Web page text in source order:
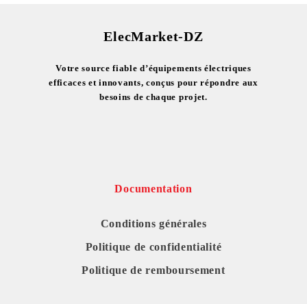
ElecMarket-DZ
Votre source fiable d’équipements électriques
efficaces et innovants, conçus pour répondre aux
besoins de chaque projet.
Documentation
Conditions générales
Politique de confidentialité
Politique de remboursement